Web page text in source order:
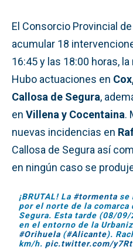
El Consorcio Provincial
acumular 18
16:45 y las 18:00 horas,
Hubo actuaciones en
Callosa de Segura,
en Villena y Cocentaina.
nuevas incidencias en
Callosa de Segura así
en ningún caso se
¡BRUTAL! La #tormenta se
por el norte de la comarca
Segura. Esta tarde (08/09/
en el entorno de la
#Orihuela (#Alicante).
km/h. pic.twitter.com/